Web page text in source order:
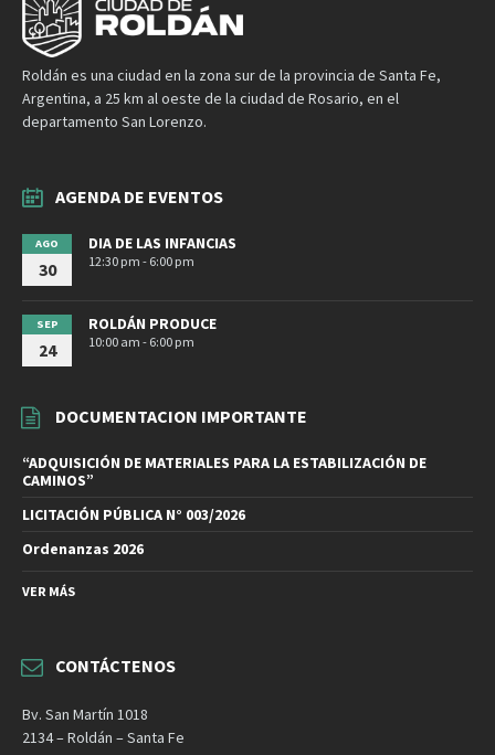
Roldán es una ciudad en la zona sur de la provincia de Santa Fe,
Argentina, a 25 km al oeste de la ciudad de Rosario, en el
departamento San Lorenzo.
AGENDA DE EVENTOS
AGO
30
DIA DE LAS INFANCIAS
12:30 pm - 6:00 pm
SEP
24
ROLDÁN PRODUCE
10:00 am - 6:00 pm
DOCUMENTACION IMPORTANTE
“ADQUISICIÓN DE MATERIALES PARA LA ESTABILIZACIÓN DE
CAMINOS”
LICITACIÓN PÚBLICA N° 003/2026
Ordenanzas 2026
VER MÁS
CONTÁCTENOS
Bv. San Martín 1018
2134 – Roldán – Santa Fe